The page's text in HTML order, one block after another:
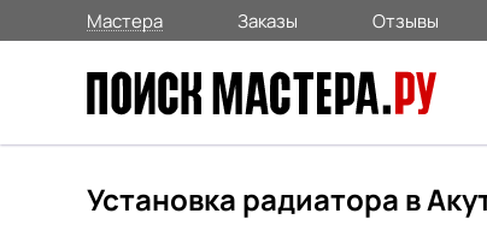
Мастера Заказы Отзывы
Установка радиатора в